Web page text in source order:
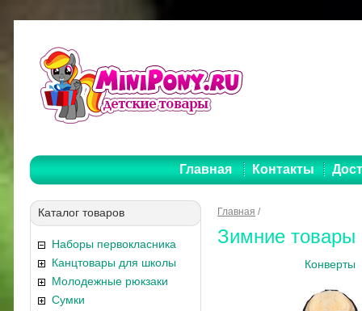
Главная Контакты
Каталог товаров
Наборы первокласника
Канцтовары для школы
Молодежные рюкзаки
Сумки
Главная /
Зимние товары
Конверты